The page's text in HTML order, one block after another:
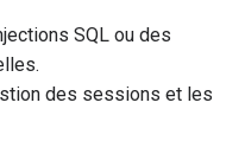
SQL ou des
des sessions et les